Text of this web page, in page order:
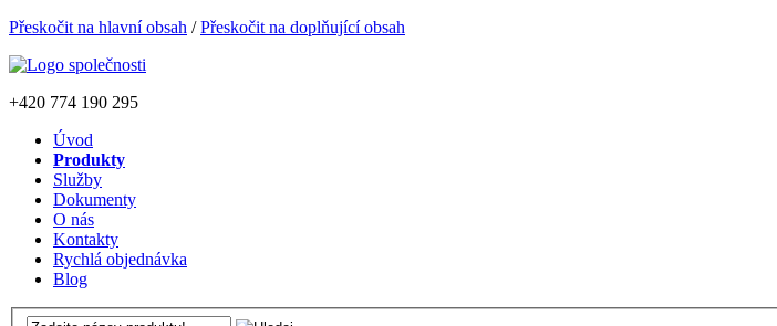
Přeskočit na hlavní obsah /Přeskočit na doplňující obsah
+420 774 190 295
Úvod
Produkty
Služby
Dokumenty
O nás
Kontakty
Rychlá objednávka
Blog